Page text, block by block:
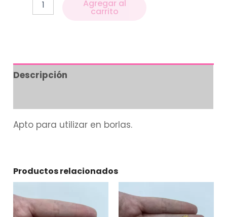
Agregar al
carrito
Descripción
Apto para utilizar en borlas.
Productos relacionados